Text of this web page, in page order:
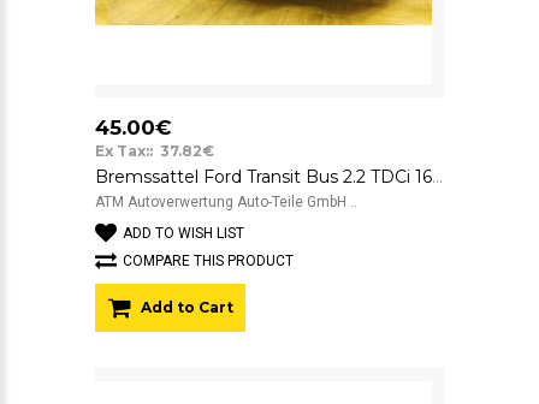
45.00€
Ex Tax:: 37.82€
Bremssattel Ford Transit Bus 2.2 TDCi 16V 63 kW vorne rechts Beifahrerseite
ATM Autoverwertung Auto-Teile GmbH ..
ADD TO WISH LIST
COMPARE THIS PRODUCT
Add to Cart